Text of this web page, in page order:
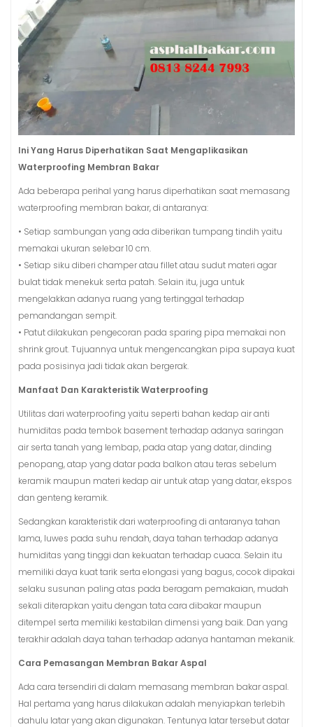
Ini Yang Harus Diperhatikan Saat Mengaplikasikan
Waterproofing Membran Bakar
Ada beberapa perihal yang harus diperhatikan saat memasang
waterproofing membran bakar, di antaranya:
• Setiap sambungan yang ada diberikan tumpang tindih yaitu
memakai ukuran selebar 10 cm.
• Setiap siku diberi champer atau fillet atau sudut materi agar
bulat tidak menekuk serta patah. Selain itu, juga untuk
mengelakkan adanya ruang yang tertinggal terhadap
pemandangan sempit.
• Patut dilakukan pengecoran pada sparing pipa memakai non
shrink grout. Tujuannya untuk mengencangkan pipa supaya kuat
pada posisinya jadi tidak akan bergerak.
Manfaat Dan Karakteristik Waterproofing
Utilitas dari waterproofing yaitu seperti bahan kedap air anti
humiditas pada tembok basement terhadap adanya saringan
air serta tanah yang lembap, pada atap yang datar, dinding
penopang, atap yang datar pada balkon atau teras sebelum
keramik maupun materi kedap air untuk atap yang datar, ekspos
dan genteng keramik.
Sedangkan karakteristik dari waterproofing di antaranya tahan
lama, luwes pada suhu rendah, daya tahan terhadap adanya
humiditas yang tinggi dan kekuatan terhadap cuaca. Selain itu
memiliki daya kuat tarik serta elongasi yang bagus, cocok dipakai
selaku susunan paling atas pada beragam pemakaian, mudah
sekali diterapkan yaitu dengan tata cara dibakar maupun
ditempel serta memiliki kestabilan dimensi yang baik. Dan yang
terakhir adalah daya tahan terhadap adanya hantaman mekanik.
Cara Pemasangan Membran Bakar Aspal
Ada cara tersendiri di dalam memasang membran bakar aspal.
Hal pertama yang harus dilakukan adalah menyiapkan terlebih
dahulu latar yang akan digunakan. Tentunya latar tersebut datar